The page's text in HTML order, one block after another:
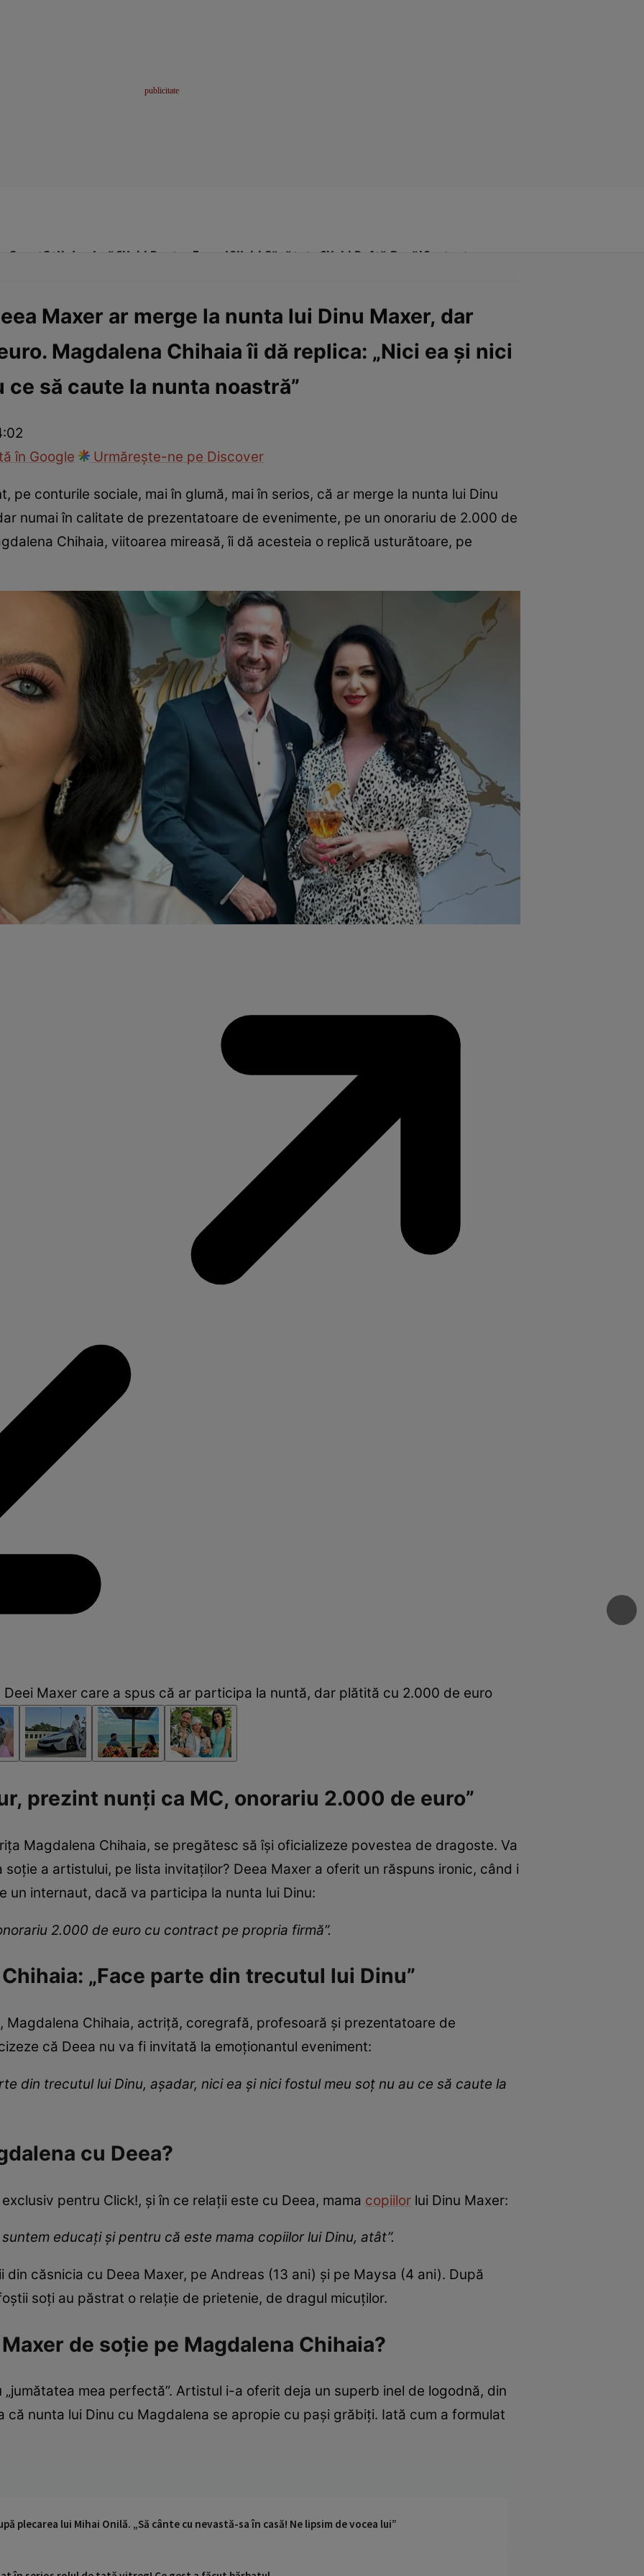
SportStil de viațăClick! Pentru FemeiClick! Sănătate Click! Poftă Bună!Contact
Paparazzii Click!
Maxer ar merge la nunta lui Dinu Maxer, dar
Magdalena Chihaia îi dă replica: „Nici ea și nici
să caute la nunta noastră”
în Google
Urmărește-ne pe Discover
pe conturile sociale, mai în glumă, mai în serios, că ar merge la nunta lui Dinu
numai în calitate de prezentatoare de evenimente, pe un onorariu de 2.000 de
Chihaia, viitoarea mireasă, îi dă acesteia o replică usturătoare, pe
Maxer care a spus că ar participa la nuntă, dar plătită cu 2.000 de euro
prezint nunți ca MC, onorariu 2.000 de euro”
Magdalena Chihaia, se pregătesc să își oficializeze povestea de dragoste. Va
soție a artistului, pe lista invitaților? Deea Maxer a oferit un răspuns ironic, când i
un internaut, dacă va participa la nunta lui Dinu:
2.000 de euro cu contract pe propria firmă”.
„Face parte din trecutul lui Dinu”
Chihaia, actriță, coregrafă, profesoară și prezentatoare de
că Deea nu va fi invitată la emoționantul eveniment:
din trecutul lui Dinu, așadar, nici ea și nici fostul meu soț nu au ce să caute la
cu Deea?
pentru Click!, și în ce relații este cu Deea, mama copiilor lui Dinu Maxer:
educați și pentru că este mama copiilor lui Dinu, atât”.
din căsnicia cu Deea Maxer, pe Andreas (13 ani) și pe Maysa (4 ani). După
soți au păstrat o relație de prietenie, de dragul micuților.
de soție pe Magdalena Chihaia?
mea perfectă”. Artistul i-a oferit deja un superb inel de logodnă, din
că nunta lui Dinu cu Magdalena se apropie cu pași grăbiți. Iată cum a formulat
plecarea lui Mihai Onilă. „Să cânte cu nevastă-sa în casă! Ne lipsim de vocea lui”